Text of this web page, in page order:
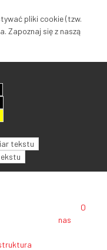
pliki cookie (tzw.
Zapoznaj się z naszą
tekstu
O
nas